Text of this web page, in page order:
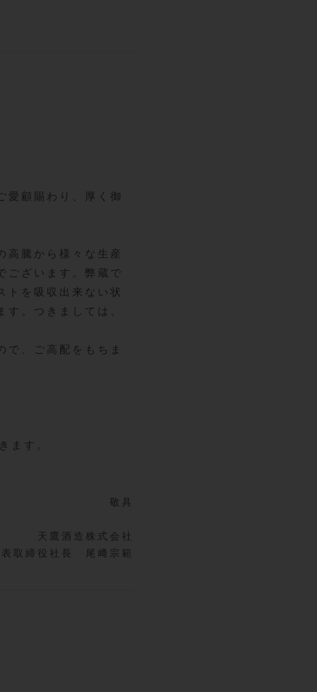
顧賜わり、厚く御
騰から様々な生産
ございます。弊蔵で
トを吸収出来ない状
。つきましては、
、ご高配をもちま
ます。
敬具
天鷹酒造株式会社
取締役社長 尾﨑宗範